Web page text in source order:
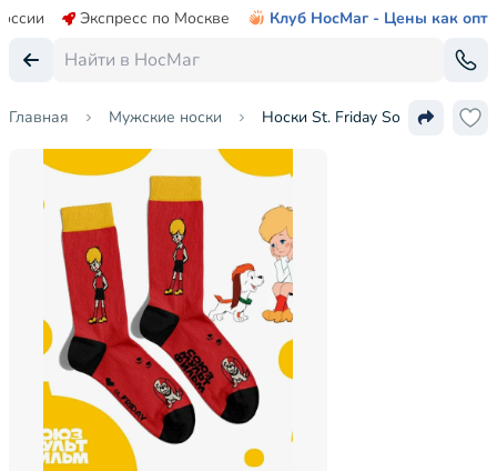
Экспресс по Москве Клуб НосМаг - Цены как опт
Главная Мужские носки Носки St. Friday Socks